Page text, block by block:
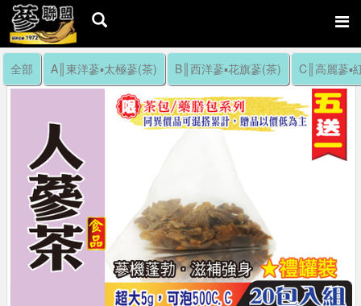
全部 A║東洋蔘▪太極蔘(茶) B║西洋蔘▪花旗蔘(茶) C║高麗蔘▪